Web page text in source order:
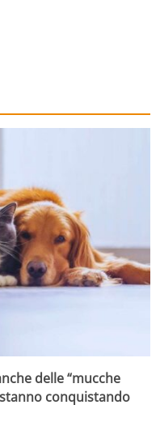
delle “mucche
conquistando